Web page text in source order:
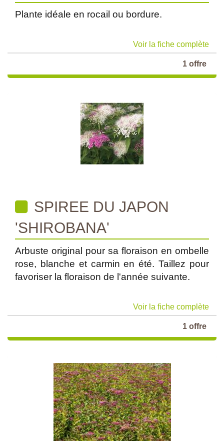
Plante idéale en rocail ou bordure.
Voir la fiche complète
1 offre
SPIREE DU JAPON
'SHIROBANA'
Arbuste original pour sa floraison en ombelle
rose, blanche et carmin en été. Taillez pour
favoriser la floraison de l'année suivante.
Voir la fiche complète
1 offre